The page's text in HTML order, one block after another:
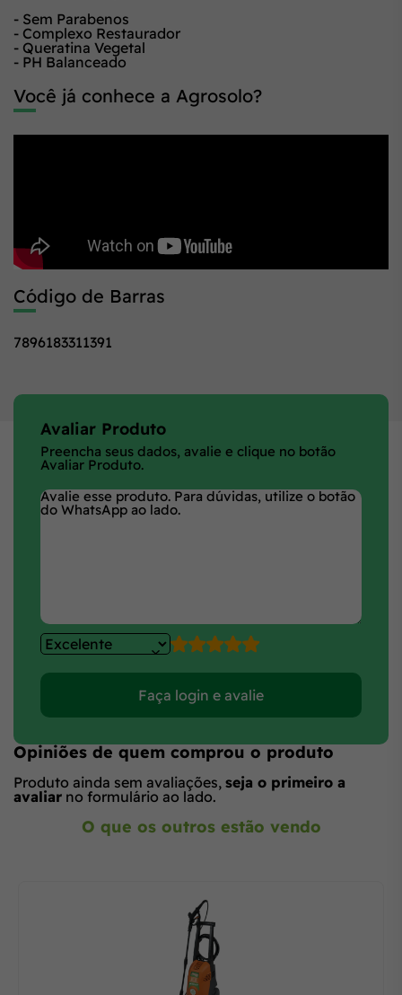
- Sem Parabenos
- Complexo Restaurador
- Queratina Vegetal
- PH Balanceado
Você já conhece a Agrosolo?
Código de Barras
7896183311391
Avaliar Produto
Preencha seus dados, avalie e clique no botão
Avaliar Produto.
Faça login e avalie
Opiniões de quem comprou o produto
Produto ainda sem avaliações, seja o primeiro a
avaliar no formulário ao lado.
O que os outros estão vendo